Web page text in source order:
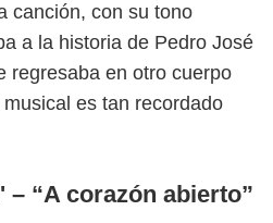
canción, con su tono
a la historia de Pedro José
regresaba en otro cuerpo
es tan recordado
“A corazón abierto”